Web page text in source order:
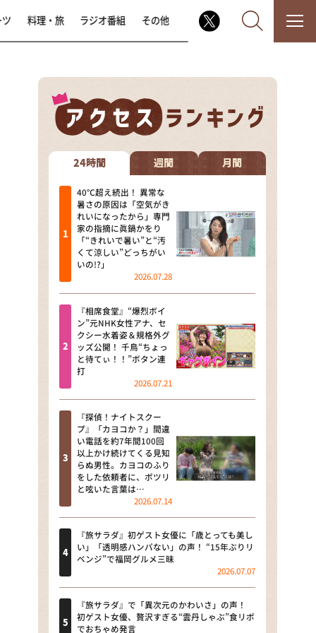
なるみ・岡村の過ぎるTV
相席食堂
これ余談なんですけど・・・
～人生密着トークバラエティ！
～ やすとものいたって真剣です
探偵！ナイトスクープ
news おかえり
河合＆A.B.C-Z塚田×福井アナ
「なんでやねん！？」（news お
かえり）
DAIGOも台所 ～きょうの献立 何
にする？～
本日はダイアンなり！シーズン２
朝だ！生です旅サラダ
教えて！ニュースライブ 正義の
ミカタ
ＬＩＦＥ～夢のカタチ～
新婚さんいらっしゃい！
ザキ山小屋本館
料理・旅 ラジオ番組 その他
24時間 週間 月間
40℃超え続出！ 異常な
暑さの原因は「空気がき
れいになったから」専門
家の指摘に眞鍋かをり
「“きれいで暑い”と“汚
くて涼しい”どっちがい
いの!?」
2026.07.28
『相席食堂』“爆烈ボイ
ン”元NHK女性アナ、セ
クシー水着姿＆規格外グ
ッズ公開！ 千鳥“ちょっ
と待てぃ！！”ボタン連
打
2026.07.21
『探偵！ナイトスクー
プ』「カヨコか？」間違
い電話を約7年間100回
以上かけ続けてくる見知
らぬ男性。カヨコのふり
をした依頼者に、ポツリ
と呟いた言葉は…
2026.07.14
『旅サラダ』初ゲスト女優に「歳とっても美し
い」「透明感ハンパない」の声！ “15年ぶりリ
ベンジ”で福岡グルメ三昧
2026.07.07
『旅サラダ』で「異次元のかわいさ」の声！
初ゲスト女優、贅沢すぎる“雲丹しゃぶ”食リポ
でおちゃめ発言